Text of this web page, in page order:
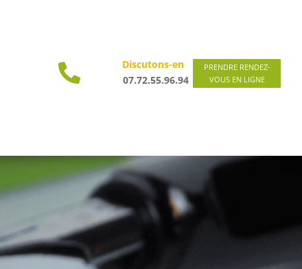

Discutons-en
07.72.55.96.94
PRENDRE RENDEZ-
VOUS EN LIGNE